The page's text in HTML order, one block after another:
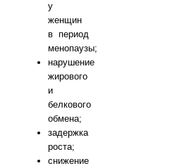
у
женщин
в период
менопаузы;
нарушение
жирового
и
белкового
обмена;
задержка
роста;
снижение